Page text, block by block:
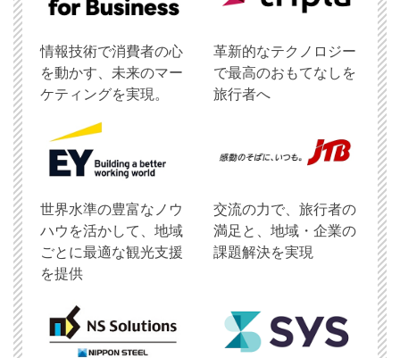
情報技術で消費者の心
を動かす、未来のマー
ケティングを実現。
革新的なテクノロジー
で最高のおもてなしを
旅行者へ
世界水準の豊富なノウ
ハウを活かして、地域
ごとに最適な観光支援
を提供
交流の力で、旅行者の
満足と、地域・企業の
課題解決を実現